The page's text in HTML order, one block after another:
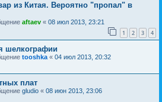
из Китая. Вероятно "пропал" в
aftaev « 08 июл 2013, 23:21
1 2 3 4
шелкографии
tooshka « 04 июл 2013, 20:32
плат
gludio « 08 июн 2013, 23:06